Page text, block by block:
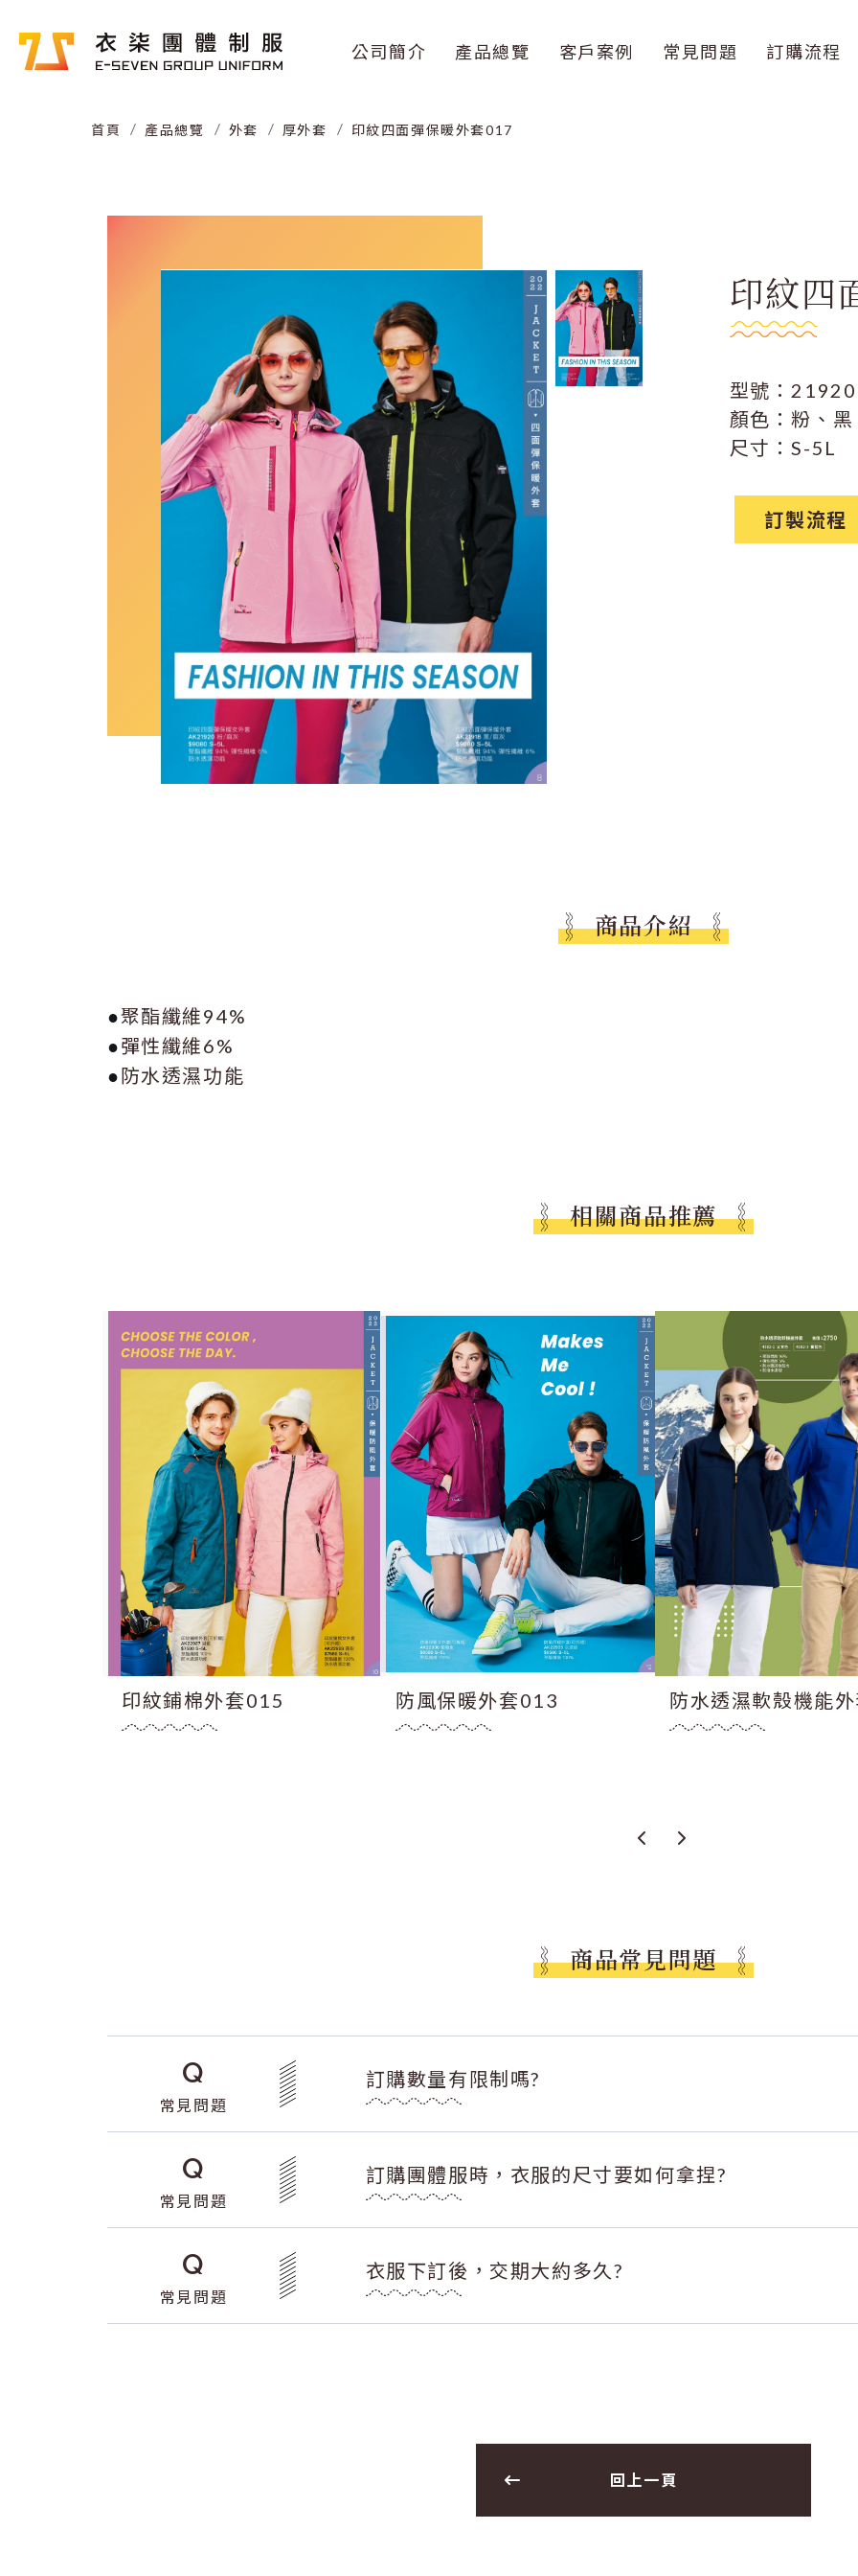
公司簡介 產品總覽 客戶案例 常見問題 訂購流程
首頁 產品總覽 外套 厚外套 印紋四面彈保暖外套017
印紋四
型號：21920
顏色：粉、黑
尺寸：S-5L
訂製流程
商品介紹
●聚酯纖維94%
●彈性纖維6%
●防水透濕功能
相關商品推薦
印紋鋪棉外套015 防風保暖外套013 防水透濕軟殼機能
商品常見問題
Q
常見問題
訂購數量有限制嗎?
Q
常見問題
訂購團體服時，衣服的尺寸要如何拿捏?
Q
常見問題
衣服下訂後，交期大約多久?
回上一頁